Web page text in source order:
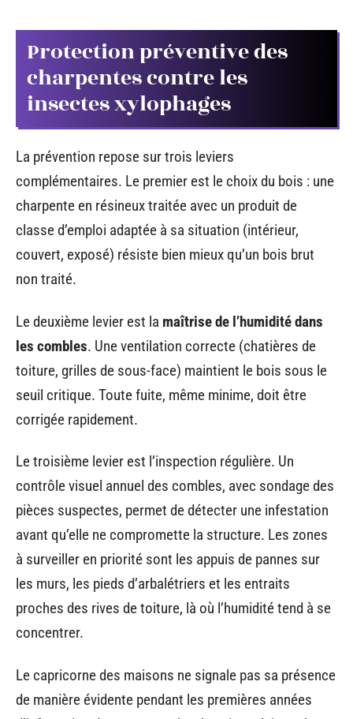
Protection préventive des
charpentes contre les
insectes xylophages
La prévention repose sur trois leviers
complémentaires. Le premier est le choix du bois : une
charpente en résineux traitée avec un produit de
classe d’emploi adaptée à sa situation (intérieur,
couvert, exposé) résiste bien mieux qu’un bois brut
non traité.
Le deuxième levier est la maîtrise de l’humidité dans
les combles. Une ventilation correcte (chatières de
toiture, grilles de sous-face) maintient le bois sous le
seuil critique. Toute fuite, même minime, doit être
corrigée rapidement.
Le troisième levier est l’inspection régulière. Un
contrôle visuel annuel des combles, avec sondage des
pièces suspectes, permet de détecter une infestation
avant qu’elle ne compromette la structure. Les zones
à surveiller en priorité sont les appuis de pannes sur
les murs, les pieds d’arbalétriers et les entraits
proches des rives de toiture, là où l’humidité tend à se
concentrer.
Le capricorne des maisons ne signale pas sa présence
de manière évidente pendant les premières années